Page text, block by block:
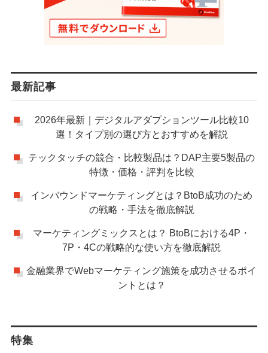
最新記事
2026年最新｜デジタルアダプションツール比較10
選！タイプ別の選び方とおすすめを解説
テックタッチの競合・比較製品は？DAP主要5製品の
特徴・価格・評判を比較
インバウンドマーケティングとは？BtoB成功のため
の戦略・手法を徹底解説
マーケティングミックスとは？ BtoBにおける4P・
7P・4Cの戦略的な使い方を徹底解説
金融業界でWebマーケティング施策を成功させるポイ
ントとは？
特集